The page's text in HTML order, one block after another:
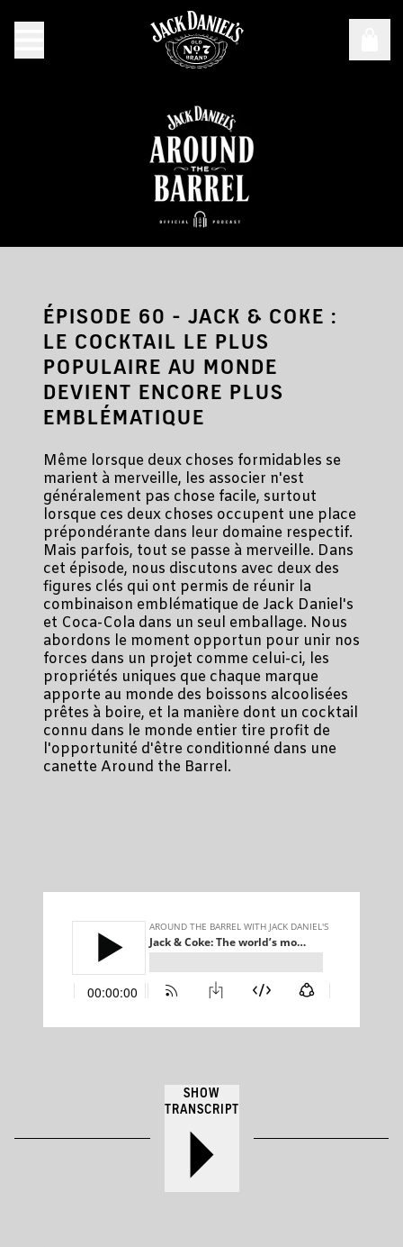
ÉPISODE 60 - JACK & COKE :
LE COCKTAIL LE PLUS
POPULAIRE AU MONDE
DEVIENT ENCORE PLUS
EMBLÉMATIQUE
Même lorsque deux choses formidables se
marient à merveille, les associer n'est
généralement pas chose facile, surtout
lorsque ces deux choses occupent une place
prépondérante dans leur domaine respectif.
Mais parfois, tout se passe à merveille. Dans
cet épisode, nous discutons avec deux des
figures clés qui ont permis de réunir la
combinaison emblématique de Jack Daniel's
et Coca-Cola dans un seul emballage. Nous
abordons le moment opportun pour unir nos
forces dans un projet comme celui-ci, les
propriétés uniques que chaque marque
apporte au monde des boissons alcoolisées
prêtes à boire, et la manière dont un cocktail
connu dans le monde entier tire profit de
l'opportunité d'être conditionné dans une
canette Around the Barrel.
SHOW
TRANSCRIPT